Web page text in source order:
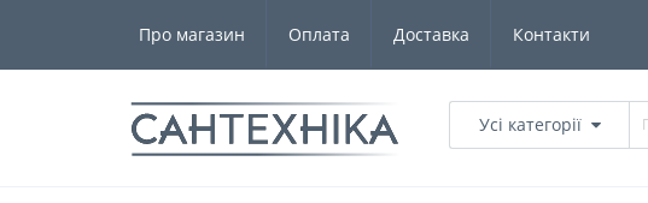
Про магазин Оплата Доставка Контакти
Усі категорії